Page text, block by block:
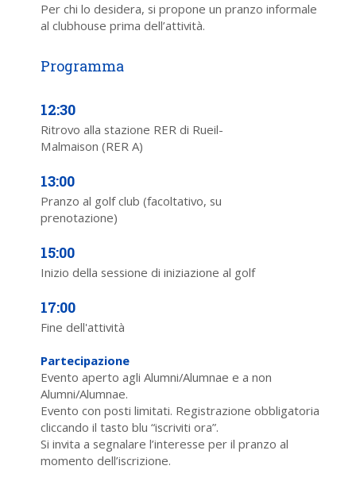
Per chi lo desidera, si propone un pranzo informale
al clubhouse prima dell’attività.
12:30
Ritrovo alla stazione RER di Rueil-
Malmaison (RER A)
13:00
Pranzo al golf club (facoltativo, su
prenotazione)
15:00
Inizio della sessione di iniziazione al golf
17:00
Fine dell'attività
Partecipazione
Evento aperto agli Alumni/Alumnae e a non
Alumni/Alumnae.
Evento con posti limitati. Registrazione obbligatoria
cliccando il tasto blu “iscriviti ora”.
Si invita a segnalare l’interesse per il pranzo al
momento dell’iscrizione.